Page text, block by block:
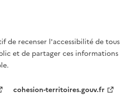
de recenser l'accessibilité de tous
et de partager ces informations
cohesion-territoires.gouv.fr